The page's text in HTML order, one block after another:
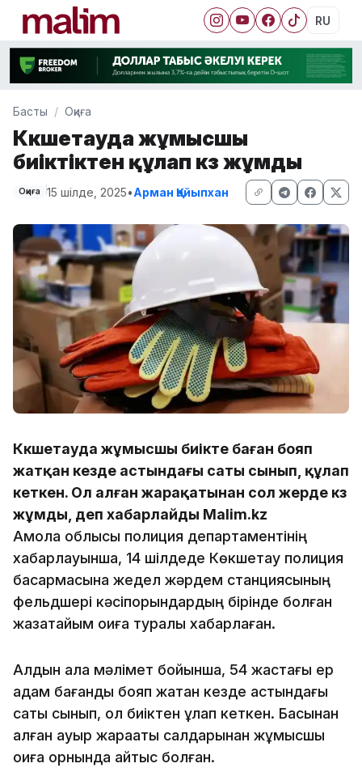
RU
Басты Оқиға
Көкшетауда жұмысшы
биіктіктен құлап көз жұмды
Оқиға 15 шілде, 2025•Арман Қайыпхан
Көкшетауда жұмысшы биікте баған бояп
жатқан кезде астындағы саты сынып, құлап
кеткен. Ол алған жарақатынан сол жерде көз
жұмды, деп хабарлайды Malim.kz
Ақмола облысы полиция департаментінің
хабарлауынша, 14 шілдеде Көкшетау полиция
басқармасына жедел жәрдем станциясының
фельдшері кәсіпорындардың бірінде болған
жазатайым оқиға туралы хабарлаған.
Алдын ала мәлімет бойынша, 54 жастағы ер
адам бағанды бояп жатқан кезде астындағы
саты сынып, ол биіктен құлап кеткен. Басынан
алған ауыр жарақаты салдарынан жұмысшы
оқиға орнында қайтыс болған.